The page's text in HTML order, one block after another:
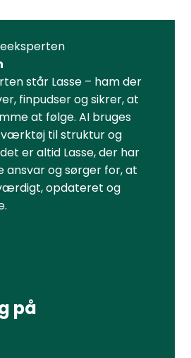
står Lasse – ham der
finpudser og sikrer, at
at følge. AI bruges
til struktur og
er altid Lasse, der har
ansvar og sørger for, at
opdateret og
på